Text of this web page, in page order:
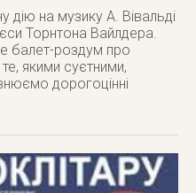
дію на музику А. Вівальді
Торнтона Вайлдера.
балет-роздум про
якими суєтними,
дорогоцінні